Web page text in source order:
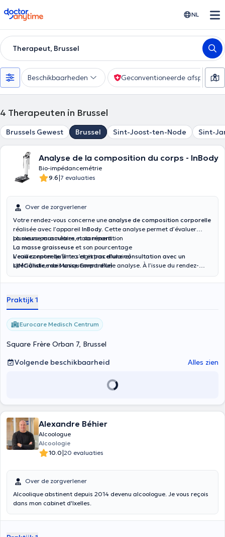
doctoranytime NL
Therapeut, Brussel
Beschikbaarheden Geconventioneerde afspraak
4 Therapeuten in Brussel
Brussels Gewest Brussel Sint-Joost-ten-Node Sint-
Analyse de la composition du corps - InBody
Bio-impédancemétrie
9.6|7 evaluaties
Over de zorgverlener
Votre rendez-vous concerne une analyse de composition corporelle
réalisée avec l’appareil InBody. Cette analyse permet d’évaluer
plusieurs paramètres, notamment :
La masse musculaireet sa répartition
La masse graisseuse et son pourcentage
L’eau corporelle(intra et extracellulaire)
L’IMC (Indice de Masse Corporelle)
L’indice de graisse viscérale
Veuillez noter qu’il ne s’agitpas d’une consultation avec un
spécialiste, mais uniquement d’une analyse. À l’issue du rendez-
transmettre à votre médecin traitant pour toute interprétation ou
Praktijk 1
Eurocare Medisch Centrum
Square Frère Orban 7, Brussel
Volgende beschikbaarheid
Alles zien
Alexandre Béhier
Alcoologue
Alcoologie
10.0|20 evaluaties
Over de zorgverlener
Alcoolique abstinent depuis 2014 devenu alcoologue. Je vous reçois
dans mon cabinet d'Ixelles.